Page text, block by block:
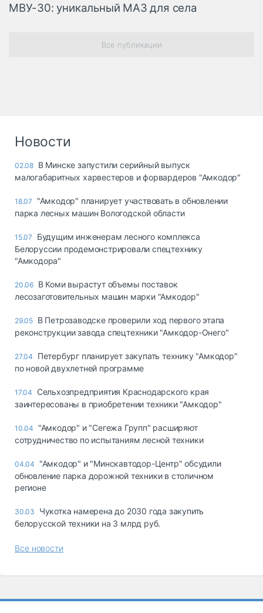
МВУ-30: уникальный МАЗ для села
Все публикации
Новости
02.08 В Минске запустили серийный выпуск
малогабаритных харвестеров и форвардеров "Амкодор"
18.07
"Амкодор" планирует участвовать в обновлении
парка лесных машин Вологодской области
15.07
Будущим инженерам лесного комплекса
Белоруссии продемонстрировали спецтехнику
"Амкодора"
20.06 В Коми вырастут объемы поставок
лесозаготовительных машин марки "Амкодор"
29.05 В Петрозаводске проверили ход первого этапа
реконструкции завода спецтехники "Амкодор-Онего"
27.04
Петербург планирует закупать технику "Амкодор"
по новой двухлетней программе
17.04
Сельхозпредприятия Краснодарского края
заинтересованы в приобретении техники "Амкодор"
10.04
"Амкодор" и "Сегежа Групп" расширяют
сотрудничество по испытаниям лесной техники
04.04
"Амкодор" и "Минскавтодор-Центр" обсудили
обновление парка дорожной техники в столичном
регионе
30.03
Чукотка намерена до 2030 года закупить
белорусской техники на 3 млрд руб.
Все новости